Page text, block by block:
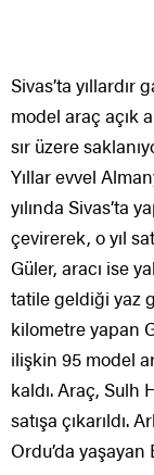
Sivas’ta yıllardır
model araç açık
sır üzere
Yıllar evvel
yılında Sivas’ta
çevirerek, o yıl
Güler, aracı ise
tatile geldiği yaz
kilometre yapan
ilişkin 95 model
kaldı. Araç, Sulh
satışa çıkarıldı.
Ordu’da yaşayan